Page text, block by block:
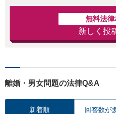
無料法律
新しく投
離婚・男女問題の法律Q&A
新着順 回答数が